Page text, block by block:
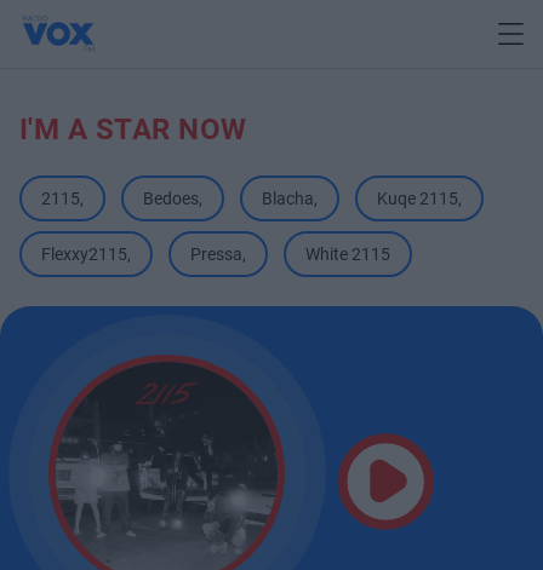
I'M A STAR NOW
2115, Bedoes, Blacha, Kuqe 2115,
Flexxy2115, Pressa, White 2115